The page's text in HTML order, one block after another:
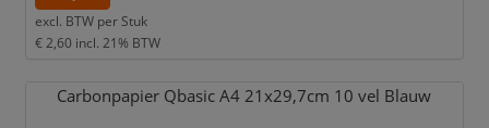
excl. BTW per Stuk
€ 2,60 incl. 21% BTW
Carbonpapier Qbasic A4 21x29,7cm 10 vel Blauw